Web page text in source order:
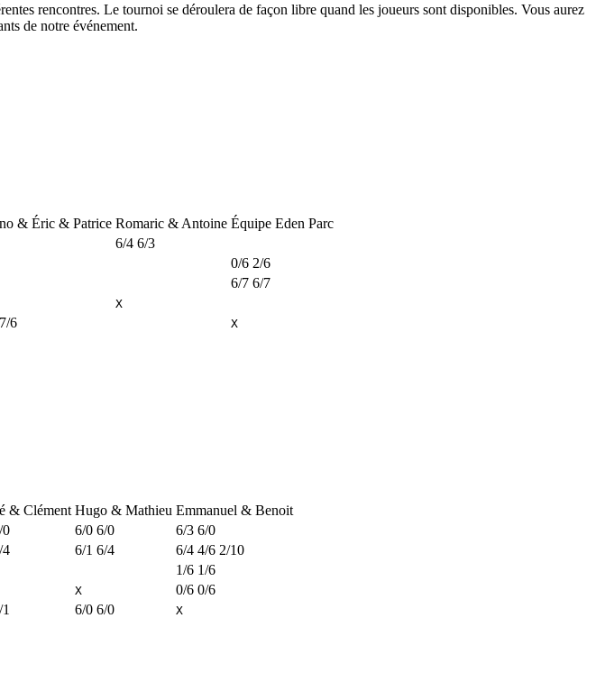
rencontres. Le tournoi se déroulera de façon libre quand les joueurs sont disponibles. Vous aurez
de notre événement.
& Éric & Patrice Romaric & Antoine Équipe Eden Parc
6/4 6/3
0/6 2/6
6/7 6/7
X
6 X
& Clément Hugo & Mathieu Emmanuel & Benoit
0 6/0 6/0
6/3 6/0
4 6/1 6/4
6/4 4/6 2/10
1/6 1/6
X
0/6 0/6
6/0 6/0 X